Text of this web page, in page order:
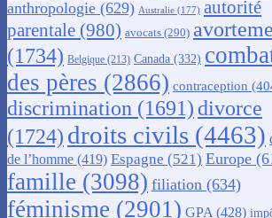
anthropologie (629) Australie (177) autorité
parentale (980) avocats (290)
(1734) Belgique (213) Canada (332)
des pères (2866) contraception
discrimination (1691) divorce
(1724) droits civils (4463)
de l’homme (419) Espagne (521) Europe
famille (3098) filiation (634)
féminisme (2901) GPA (428)